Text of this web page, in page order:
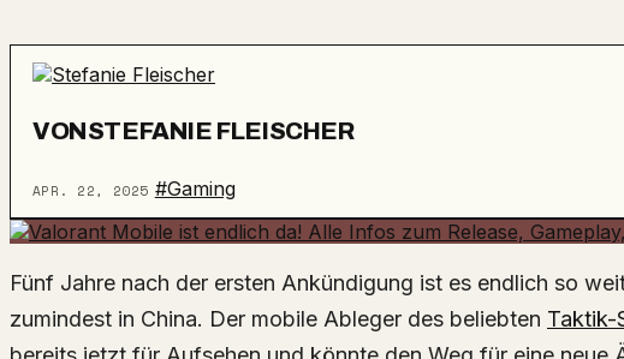
VONSTEFANIE FLEISCHER
APR. 22, 2025 #Gaming
Fünf Jahre nach der ersten Ankündigung ist es endlich so
zumindest in China. Der mobile Ableger des beliebten Taktik-